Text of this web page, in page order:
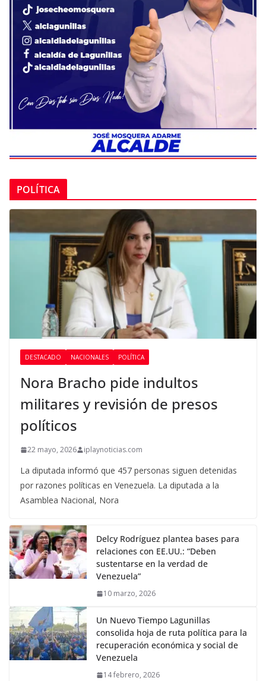
POLÍTICA
DESTACADO NACIONALES POLÍTICA
Nora Bracho pide indultos
militares y revisión de presos
políticos
22 mayo, 2026 iplaynoticias.com
La diputada informó que 457 personas siguen detenidas
por razones políticas en Venezuela. La diputada a la
Asamblea Nacional, Nora
Delcy Rodríguez plantea bases para
relaciones con EE.UU.: “Deben
sustentarse en la verdad de
Venezuela”
10 marzo, 2026
Un Nuevo Tiempo Lagunillas
consolida hoja de ruta política para la
recuperación económica y social de
Venezuela
14 febrero, 2026